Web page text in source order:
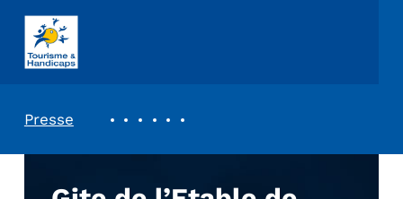
ASSOCIATION TOURISME ET HANDICAPS
Presse